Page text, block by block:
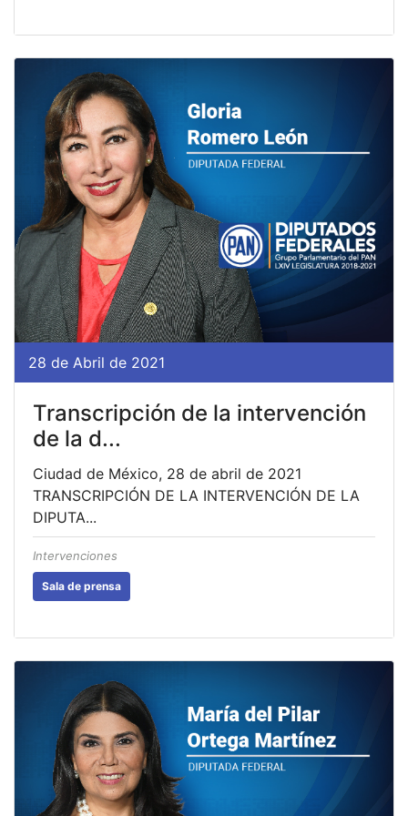
28 de Abril de 2021
Transcripción de la intervención
de la d...
Ciudad de México, 28 de abril de 2021
TRANSCRIPCIÓN DE LA INTERVENCIÓN DE LA
DIPUTA...
Intervenciones
Sala de prensa